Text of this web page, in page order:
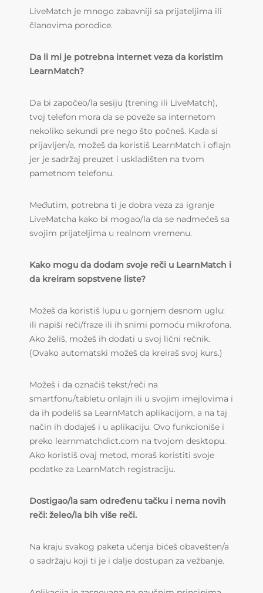
LiveMatch je mnogo zabavniji sa prijateljima ili
članovima porodice.
Da li mi je potrebna internet veza da koristim
LearnMatch?
Da bi započeo/la sesiju (trening ili LiveMatch),
tvoj telefon mora da se poveže sa internetom
nekoliko sekundi pre nego što počneš. Kada si
prijavljen/a, možeš da koristiš LearnMatch i oflajn
jer je sadržaj preuzet i uskladišten na tvom
pametnom telefonu.
Međutim, potrebna ti je dobra veza za igranje
LiveMatcha kako bi mogao/la da se nadmećeš sa
svojim prijateljima u realnom vremenu.
Kako mogu da dodam svoje reči u LearnMatch i
da kreiram sopstvene liste?
Možeš da koristiš lupu u gornjem desnom uglu:
ili napiši reči/fraze ili ih snimi pomoću mikrofona.
Ako želiš, možeš ih dodati u svoj lični rečnik.
(Ovako automatski možeš da kreiraš svoj kurs.)
Možeš i da označiš tekst/reči na
smartfonu/tabletu onlajn ili u svojim imejlovima i
da ih podeliš sa LearnMatch aplikacijom, a na taj
način ih dodaješ i u aplikaciju. Ovo funkcioniše i
preko learnmatchdict.com na tvojom desktopu.
Ako koristiš ovaj metod, moraš koristiti svoje
podatke za LearnMatch registraciju.
Dostigao/la sam određenu tačku i nema novih
reči: želeo/la bih više reči.
Na kraju svakog paketa učenja bićeš obavešten/a
o sadržaju koji ti je i dalje dostupan za vežbanje.